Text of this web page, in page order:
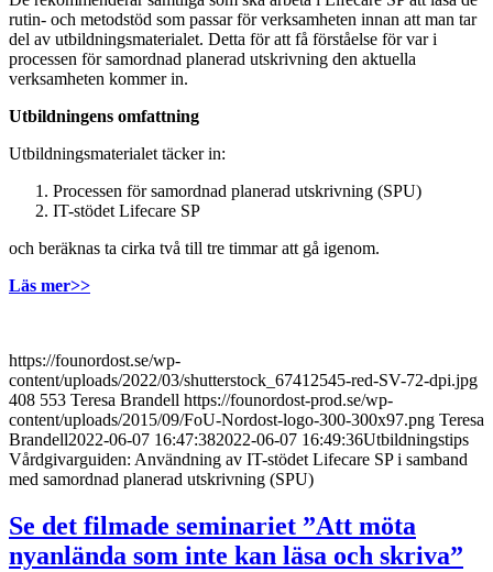
rutin- och metodstöd som passar för verksamheten innan att man tar
del av utbildningsmaterialet. Detta för att få förståelse för var i
processen för samordnad planerad utskrivning den aktuella
verksamheten kommer in.
Utbildningens omfattning
Utbildningsmaterialet täcker in:
Processen för samordnad planerad utskrivning (SPU)
IT-stödet Lifecare SP
och beräknas ta cirka två till tre timmar att gå igenom.
Läs mer>>
https://founordost.se/wp-
content/uploads/2022/03/shutterstock_67412545-red-SV-72-dpi.jpg
408 553 Teresa Brandell https://founordost-prod.se/wp-
content/uploads/2015/09/FoU-Nordost-logo-300-300x97.png Teresa
Brandell2022-06-07 16:47:382022-06-07 16:49:36Utbildningstips
Vårdgivarguiden: Användning av IT-stödet Lifecare SP i samband
med samordnad planerad utskrivning (SPU)
Se det filmade seminariet ”Att möta
nyanlända som inte kan läsa och skriva”